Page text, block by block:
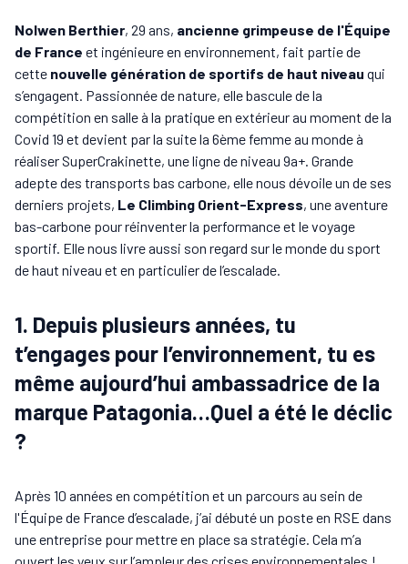
Nolwen Berthier, 29 ans, ancienne grimpeuse de l'Équipe
de France et ingénieure en environnement, fait partie de
cette nouvelle génération de sportifs de haut niveau qui
s’engagent. Passionnée de nature, elle bascule de la
compétition en salle à la pratique en extérieur au moment de la
Covid 19 et devient par la suite la 6ème femme au monde à
réaliser SuperCrakinette, une ligne de niveau 9a+. Grande
adepte des transports bas carbone, elle nous dévoile un de ses
derniers projets, Le Climbing Orient-Express, une aventure
bas-carbone pour réinventer la performance et le voyage
sportif. Elle nous livre aussi son regard sur le monde du sport
de haut niveau et en particulier de l’escalade.
1. Depuis plusieurs années, tu
t’engages pour l’environnement, tu es
même aujourd’hui ambassadrice de la
marque Patagonia…Quel a été le déclic
?
Après 10 années en compétition et un parcours au sein de
l'Équipe de France d’escalade, j’ai débuté un poste en RSE dans
une entreprise pour mettre en place sa stratégie. Cela m’a